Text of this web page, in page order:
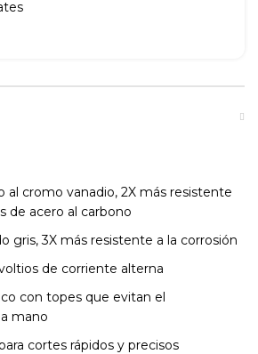
al cromo vanadio, 2X más resistente
de acero al carbono
gris, 3X más resistente a la corrosión
de corriente alterna
con topes que evitan el
mano
cortes rápidos y precisos